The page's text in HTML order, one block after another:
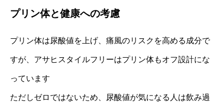
プリン体と健康への考慮
プリン体は尿酸値を上げ、痛風のリスクを高める成分で
すが、アサヒスタイルフリーはプリン体もオフ設計にな
っています
ただしゼロではないため、尿酸値が気になる人は飲み過